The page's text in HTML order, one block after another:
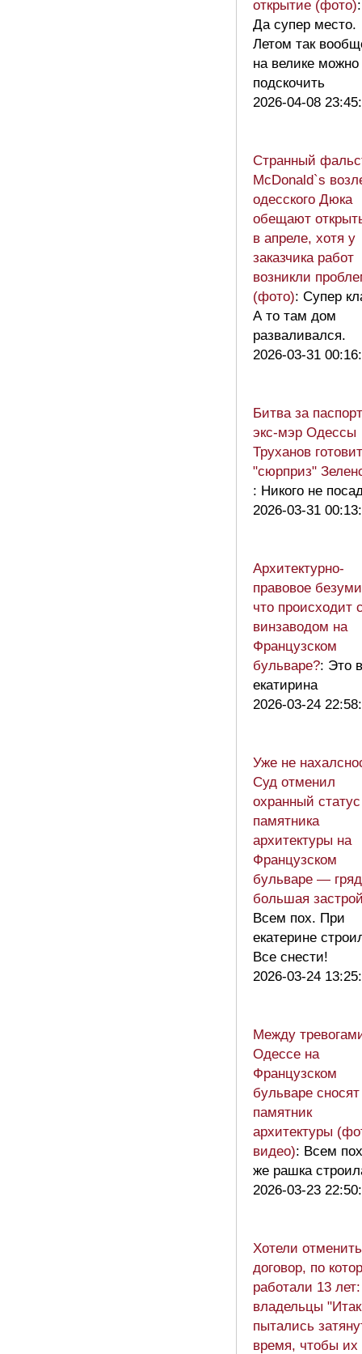
открытие (фото):
Да супер место.
Летом так
на велике можно
подскочить
2026-04-08
Странный
McDonald`s
одесского Дюка
обещают
в апреле, хотя у
заказчика работ
возникли
(фото): Супер
А то там дом
разваливался.
2026-03-31
Битва за
экс-мэр Одессы
Труханов готовит
"сюрприз"
: Никого не
2026-03-31
Архитектурно-
правовое
что происходит
винзаводом на
Французском
бульваре?: Это
екатирина
2026-03-24
Уже не
Суд отменил
охранный статус
памятника
архитектуры на
Французском
бульваре —
большая
Всем пох. При
екатерине
Все снести!
2026-03-24
Между
Одессе на
Французском
бульваре сносят
памятник
архитектуры
видео): Всем
же рашка
2026-03-23
Хотели отменить
договор, по
работали 13 лет:
владельцы
пытались
время, чтобы их